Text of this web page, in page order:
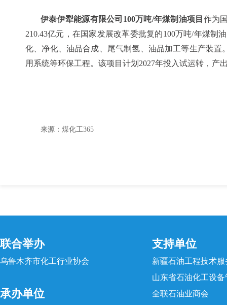
伊泰伊犁能源有限公司100万吨/年煤制油项目 作为
210.43亿元，在国家发展改革委批复的100万吨/年煤制
化、净化、油品合成、尾气制氢、油品加工等生产装
用系统等环保工程。该项目计划2027年投入试运转，产
来源：煤化工365
联合举办
乌鲁木齐市化工行业协会
承办单位
支持单位
新疆石油工程技术
山东省石油化工设
全联石油业商会